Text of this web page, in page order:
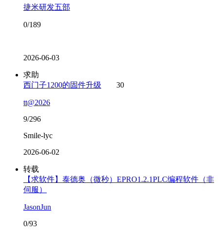
捷米研发五部
0/189
2026-06-03
求助
西门子1200的固件升级
30
tt@2026
9/296
Smile-lyc
2026-06-02
转载
【求软件】泰德奥（微秒）EPRO1.2.1PLC编程软件（非
伺服）
JasonJun
0/93